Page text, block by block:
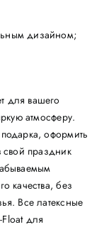
дизайном;
для вашего
атмосферу.
оформить
свой праздник
качества, без
Все латексные
для